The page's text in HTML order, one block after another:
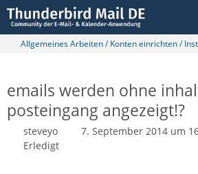
Allgemeines Arbeiten / Konten einrichten /
emails werden ohne
posteingang angezeigt!?
steveyo 7. September 2014 um
Erledigt